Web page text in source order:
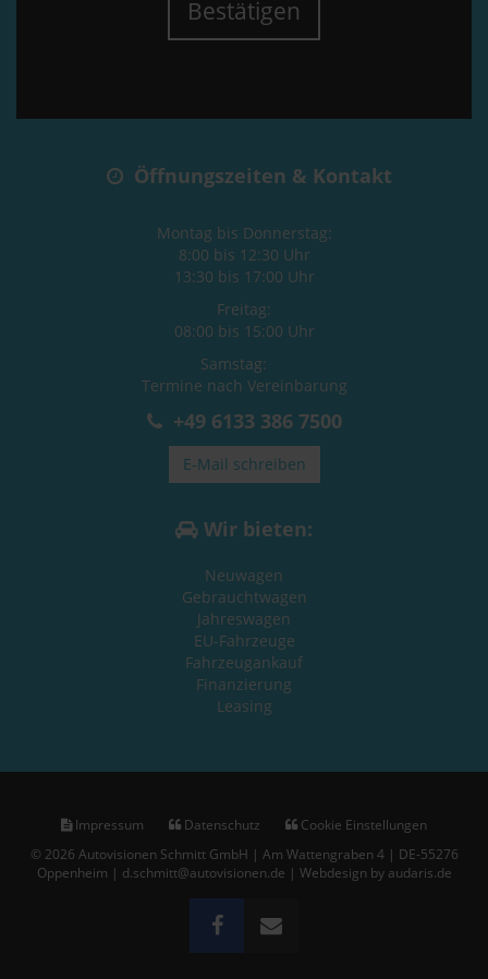
Bestätigen
Öffnungszeiten & Kontakt
Montag bis Donnerstag:
8:00 bis 12:30 Uhr
13:30 bis 17:00 Uhr
Freitag:
08:00 bis 15:00 Uhr
Samstag:
Termine nach Vereinbarung
+49 6133 386 7500
E-Mail schreiben
Wir bieten:
Neuwagen
Gebrauchtwagen
Jahreswagen
EU-Fahrzeuge
Fahrzeugankauf
Finanzierung
Leasing
Impressum Datenschutz
Cookie Einstellungen
© 2026 Autovisionen Schmitt GmbH | Am Wattengraben 4 | DE-55276
Oppenheim | d.schmitt@autovisionen.de | Webdesign by audaris.de